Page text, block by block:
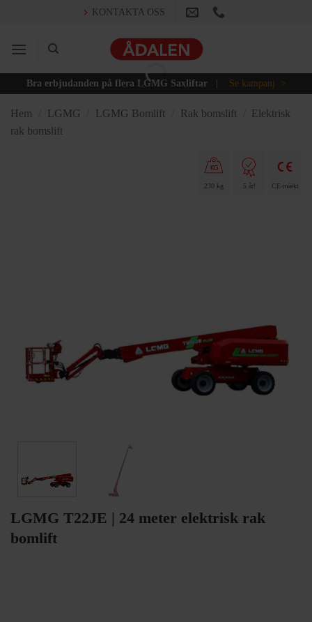
content
KONTAKTA OSS
Bra erbjudanden på flera LGMG Saxliftar | Se kampanj >
Hem LGMG LGMG Bomlift Rak bomslift
Elektrisk
rak bomslift
230 kg 5 år! CE-märkt
LGMG T22JE | 24 meter elektrisk rak
bomlift